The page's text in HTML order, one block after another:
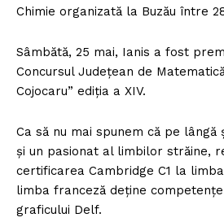
Chimie organizată la Buzău între
Sâmbătă, 25 mai, Ianis a fost
Concursul Județean de
Cojocaru” ediția a XIV.
Ca să nu mai spunem că pe
și un pasionat al limbilor străine,
certificarea Cambridge C1 la
limba franceză deține
graficului Delf.